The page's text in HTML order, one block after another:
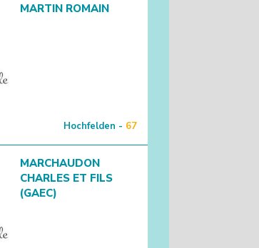
MARTIN ROMAIN
Hochfelden - 67
MARCHAUDON
CHARLES ET FILS
(GAEC)